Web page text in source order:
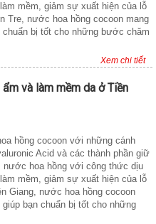
mềm, giảm sự xuất hiện của lỗ
Tre, nước hoa hồng cocoon mang
bị tốt cho những bước chăm
Xem chi tiết
và làm mềm da ở Tiền
hồng cocoon với những cánh
Acid và các thành phần giữ
nước hoa hồng với công thức dịu
mềm, giảm sự xuất hiện của lỗ
Giang, nước hoa hồng cocoon
bạn chuẩn bị tốt cho những